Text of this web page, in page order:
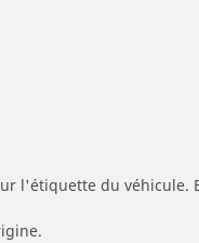
l'étiquette du véhicule.